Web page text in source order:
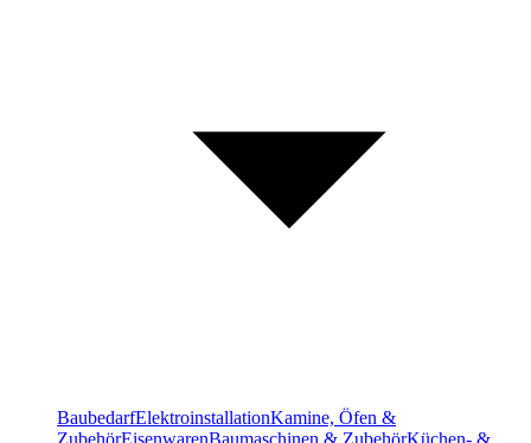
BaubedarfElektroinstallationKamine, Öfen &
ZubehörEisenwarenBaumaschinen & ZubehörKüchen- &